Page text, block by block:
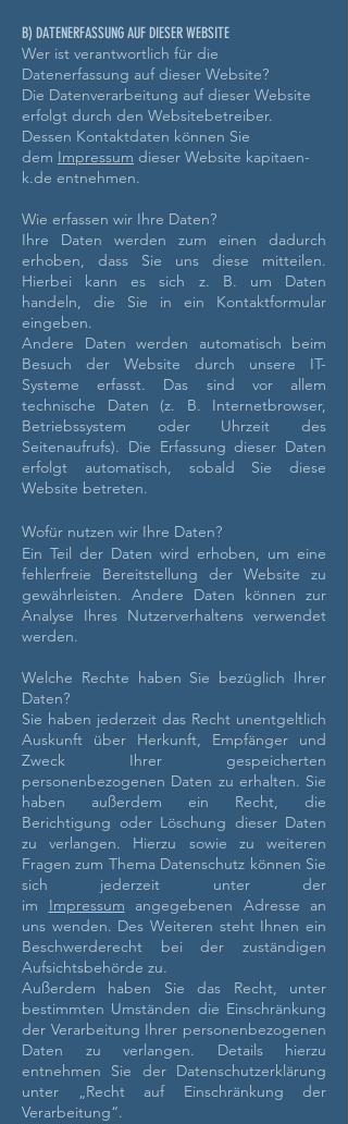
B) DATENERFASSUNG AUF DIESER WEBSITE
Wer ist verantwortlich für die
Datenerfassung auf dieser Website?
Die Datenverarbeitung auf dieser Website
erfolgt durch den Websitebetreiber.
Dessen Kontaktdaten können Sie
dem Impressum dieser Website kapitaen-
k.de entnehmen.
Wie erfassen wir Ihre Daten?
Ihre Daten werden zum einen dadurch
erhoben, dass Sie uns diese mitteilen.
Hierbei kann es sich z. B. um Daten
handeln, die Sie in ein Kontaktformular
eingeben.
Andere Daten werden automatisch beim
Besuch der Website durch unsere IT-
Systeme erfasst. Das sind vor allem
technische Daten (z. B. Internetbrowser,
Betriebssystem oder Uhrzeit des
Seitenaufrufs). Die Erfassung dieser Daten
erfolgt automatisch, sobald Sie diese
Website betreten.
Wofür nutzen wir Ihre Daten?
Ein Teil der Daten wird erhoben, um eine
fehlerfreie Bereitstellung der Website zu
gewährleisten. Andere Daten können zur
Analyse Ihres Nutzerverhaltens verwendet
werden.
Welche Rechte haben Sie bezüglich Ihrer
Daten?
Sie haben jederzeit das Recht unentgeltlich
Auskunft über Herkunft, Empfänger und
Zweck Ihrer gespeicherten
personenbezogenen Daten zu erhalten. Sie
haben außerdem ein Recht, die
Berichtigung oder Löschung dieser Daten
zu verlangen. Hierzu sowie zu weiteren
Fragen zum Thema Datenschutz können Sie
sich jederzeit unter der
im Impressum angegebenen Adresse an
uns wenden. Des Weiteren steht Ihnen ein
Beschwerderecht bei der zuständigen
Aufsichtsbehörde zu.
Außerdem haben Sie das Recht, unter
bestimmten Umständen die Einschränkung
der Verarbeitung Ihrer personenbezogenen
Daten zu verlangen. Details hierzu
entnehmen Sie der Datenschutzerklärung
unter „Recht auf Einschränkung der
Verarbeitung“.